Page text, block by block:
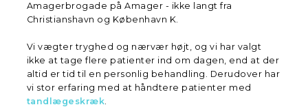
Amagerbrogade på Amager - ikke langt fra
Christianshavn og København K.
Vi vægter tryghed og nærvær højt, og vi har valgt
ikke at tage flere patienter ind om dagen, end at der
altid er tid til en personlig behandling. Derudover har
vi stor erfaring med at håndtere patienter med
tandlægeskræk